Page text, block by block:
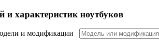
и характеристик ноутбуков
и модификации